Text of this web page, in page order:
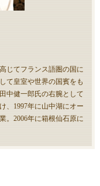
じてフランス語圏の国に
て皇室や世界の国賓をも
中健一郎氏の右腕として
、1997年に山中湖にオー
。2006年に箱根仙石原に